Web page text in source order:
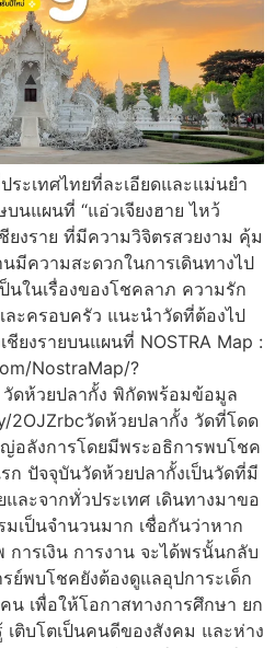
ระเทศไทยที่ละเอียดและแม่นยำ
นแผนที่ “แอ่วเจียงฮาย ไหว้
ยงราย ที่มีความวิจิตรสวยงาม คุ้ม
มีความสะดวกในการเดินทางไป
นในเรื่องของโชคลาภ ความรัก
ะครอบครัว แนะนำวัดที่ต้องไป
ยงรายบนแผนที่ NOSTRA Map :
NostraMap/?
วัดห้วยปลากั้ง พิกัดพร้อมข้อมูล
วัดห้วยปลากั้ง วัดที่โดด
อลังการโดยมีพระอธิการพบโชค
ก ปัจจุบันวัดห้วยปลากั้งเป็นวัดที่มี
ละจากทั่วประเทศ เดินทางมาขอ
เป็นจำนวนมาก เชื่อกันว่าหาก
ารเงิน การงาน จะได้พรนั้นกลับ
ย์พบโชคยังต้องดูแลอุปการะเด็ก
น เพื่อให้โอกาสทางการศึกษา ยก
เติบโตเป็นคนดีของสังคม และห่าง